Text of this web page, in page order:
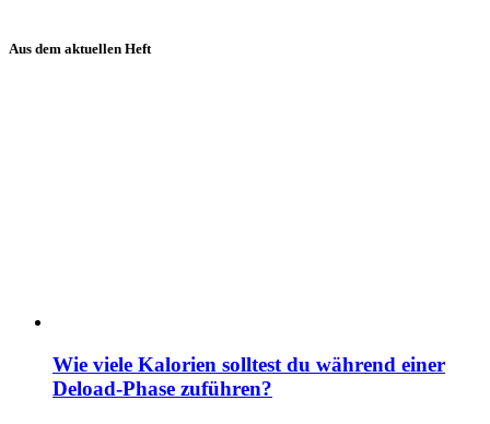
Aus dem aktuellen Heft
Wie viele Kalorien solltest du während einer
Deload-Phase zuführen?